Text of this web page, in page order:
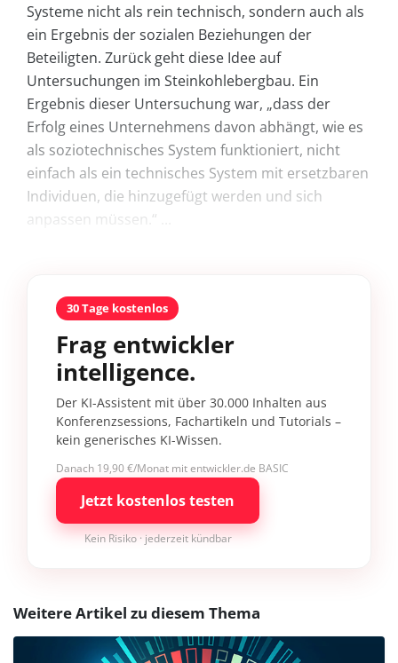
Systeme nicht als rein technisch, sondern auch als
ein Ergebnis der sozialen Beziehungen der
Beteiligten. Zurück geht diese Idee auf
Untersuchungen im Steinkohlebergbau. Ein
Ergebnis dieser Untersuchung war, „dass der
Erfolg eines Unternehmens davon abhängt, wie es
als soziotechnisches System funktioniert, nicht
einfach als ein technisches System mit ersetzbaren
Individuen, die hinzugefügt werden und sich
anpassen müssen.“ ...
30 Tage kostenlos
Frag entwickler
intelligence.
Der KI-Assistent mit über 30.000 Inhalten aus
Konferenzsessions, Fachartikeln und Tutorials –
kein generisches KI-Wissen.
Danach 19,90 €/Monat mit entwickler.de BASIC
Jetzt kostenlos testen
Kein Risiko · jederzeit kündbar
Weitere Artikel zu diesem Thema